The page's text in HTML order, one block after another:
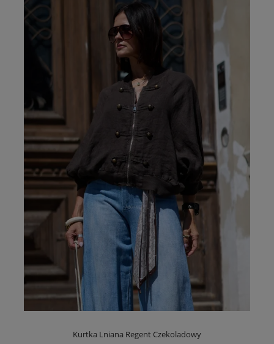
Kurtka Lniana Regent Czekoladowy